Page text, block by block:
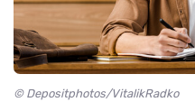
© Depositphotos/VitalikRadko